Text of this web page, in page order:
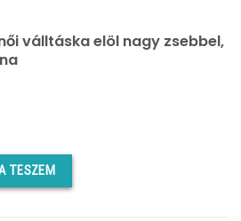
válltáska elöl nagy zsebbel,
elöl nagy zsebbel, rostbőr, fekete-barna
TESZEM